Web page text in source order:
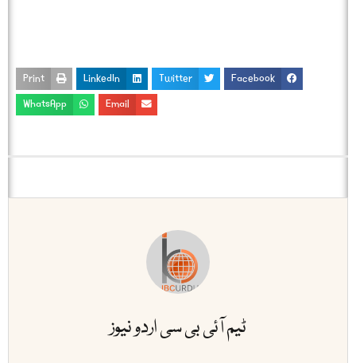
Facebook
Twitter
LinkedIn
Print
Email
WhatsApp
ٹیم آئی بی سی اردو نیوز